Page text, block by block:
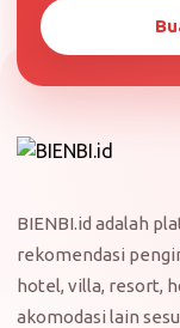
BIENBI.id adalah
rekomendasi
hotel, villa, resort,
akomodasi lain